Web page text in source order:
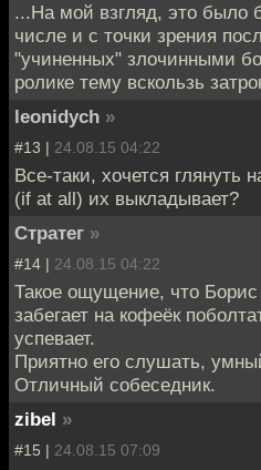
...На мой взгляд, это было
числе и с точки зрения
"учиненных" злочинными
ролике тему вскользь
leonidych »
#13 | 24.08.15 04:22
Все-таки, хочется глянуть
(if at all) их выкладывает?
Стратег »
#14 | 24.08.15 04:22
Такое ощущение, что Борис
забегает на кофеёк
успевает.
Приятно его слушать,
Отличный собеседник.
zibel »
#15 | 24.08.15 07:09